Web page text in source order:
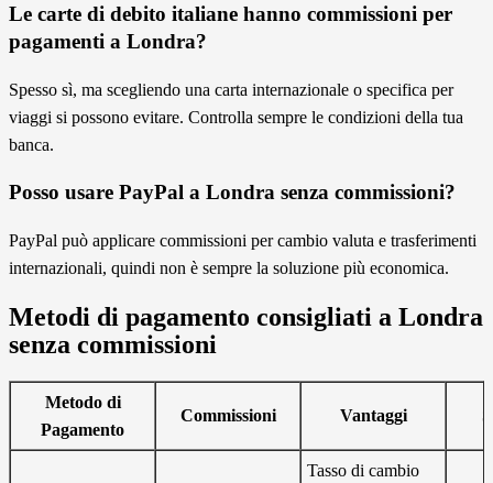
Le carte di debito italiane hanno commissioni per
pagamenti a Londra?
Spesso sì, ma scegliendo una carta internazionale o specifica per
viaggi si possono evitare. Controlla sempre le condizioni della tua
banca.
Posso usare PayPal a Londra senza commissioni?
PayPal può applicare commissioni per cambio valuta e trasferimenti
internazionali, quindi non è sempre la soluzione più economica.
Metodi di pagamento consigliati a Londra
senza commissioni
Metodo di
Pagamento
Commissioni Vantaggi
Tasso di cambio